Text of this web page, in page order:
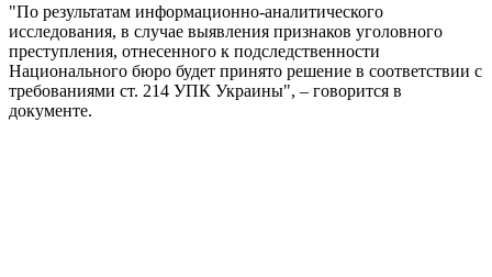
"По результатам информационно-аналитического
исследования, в случае выявления признаков уголовного
преступления, отнесенного к подследственности
Национального бюро будет принято решение в соответствии с
требованиями ст. 214 УПК Украины", – говорится в
документе.